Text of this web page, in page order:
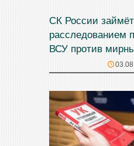
СК России
расследованием
ВСУ против